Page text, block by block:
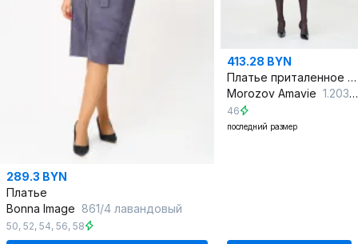
289.3 BYN
Платье
Bonna Image 861/4 лавандовый
50, 52, 54, 56, 58
413.28 BYN
Платье приталенное с кокеткой и складками, карманы, разрезы
Morozov Amavie 1.2039_A2_Polli_фиолетовый
46
последний размер